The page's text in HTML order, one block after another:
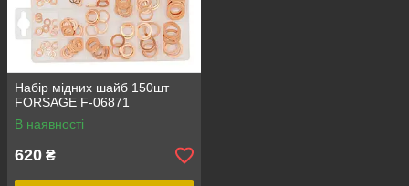
Набір мідних шайб 150шт
FORSAGE F-06871
В наявності
620 ₴